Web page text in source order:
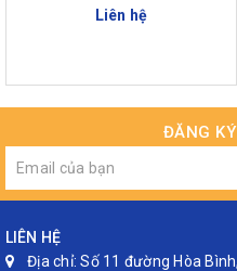
Liên hệ
ĐĂNG
LIÊN HỆ
Địa chỉ: Số 11 đường Hòa